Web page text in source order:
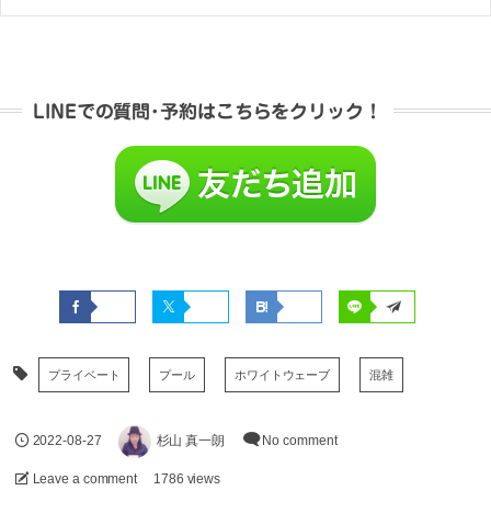
LINEでの質問･予約はこちらをクリック！
プライベート プール ホワイトウェーブ 混雑
2022-08-27 杉山 真一朗 No comment
Leave a comment 1786 views